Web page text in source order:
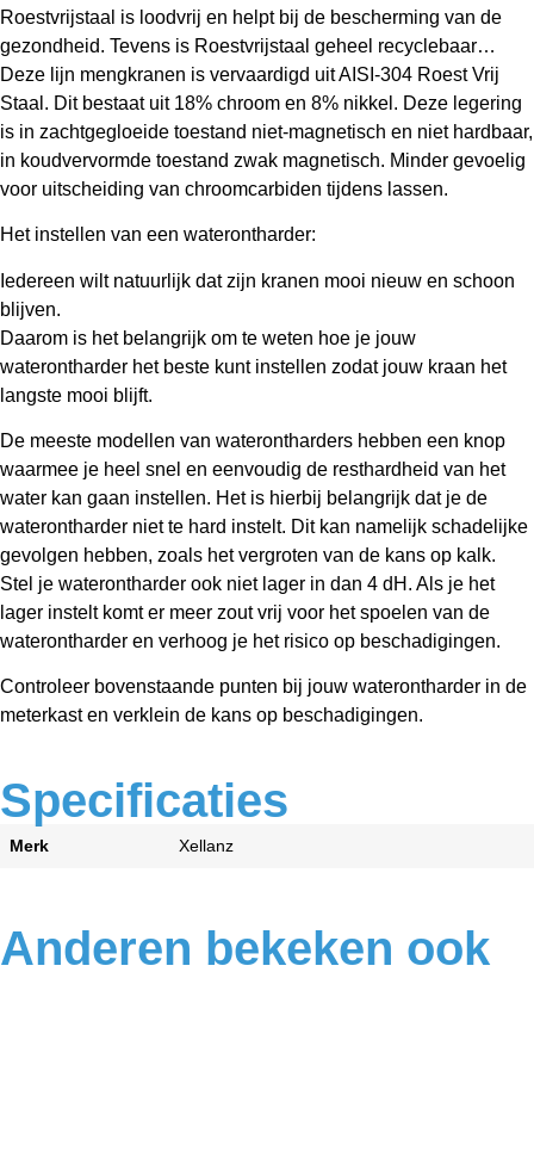
Roestvrijstaal is loodvrij en helpt bij de bescherming van de
gezondheid. Tevens is Roestvrijstaal geheel recyclebaar…
Deze lijn mengkranen is vervaardigd uit AISI-304 Roest Vrij
Staal. Dit bestaat uit 18% chroom en 8% nikkel. Deze legering
is in zachtgegloeide toestand niet-magnetisch en niet hardbaar,
in koudvervormde toestand zwak magnetisch. Minder gevoelig
voor uitscheiding van chroomcarbiden tijdens lassen.
Het instellen van een waterontharder:
Iedereen wilt natuurlijk dat zijn kranen mooi nieuw en schoon
blijven.
Daarom is het belangrijk om te weten hoe je jouw
waterontharder het beste kunt instellen zodat jouw kraan het
langste mooi blijft.
De meeste modellen van waterontharders hebben een knop
waarmee je heel snel en eenvoudig de resthardheid van het
water kan gaan instellen. Het is hierbij belangrijk dat je de
waterontharder niet te hard instelt. Dit kan namelijk schadelijke
gevolgen hebben, zoals het vergroten van de kans op kalk.
Stel je waterontharder ook niet lager in dan 4 dH. Als je het
lager instelt komt er meer zout vrij voor het spoelen van de
waterontharder en verhoog je het risico op beschadigingen.
Controleer bovenstaande punten bij jouw waterontharder in de
meterkast en verklein de kans op beschadigingen.
Specificaties
Merk Xellanz
Anderen bekeken ook